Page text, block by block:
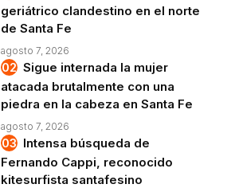
geriátrico clandestino en el norte
de Santa Fe
agosto 7, 2026
Sigue internada la mujer
atacada brutalmente con una
piedra en la cabeza en Santa Fe
agosto 7, 2026
Intensa búsqueda de
Fernando Cappi, reconocido
kitesurfista santafesino